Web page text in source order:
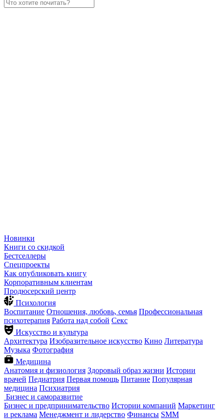
Новинки
Книги со скидкой
Бестселлеры
Спецпроекты
Как опубликовать книгу
Корпоративным клиентам
Продюсерский центр
Психология
Воспитание Отношения, любовь, семья Профессиональная
психотерапия Работа над собой Секс
Искусство и культура
Архитектура Изобразительное искусство Кино Литература
Музыка Фотография
Медицина
Анатомия и физиология Здоровый образ жизни Истории
врачей Педиатрия Первая помощь Питание Популярная
медицина Психиатрия
Бизнес и саморазвитие
Бизнес и предпринимательство Истории компаний Маркетинг
и реклама Менеджмент и лидерство Финансы SMM